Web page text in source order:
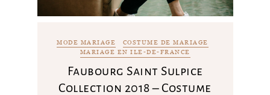
MODE MARIAGE
COSTUME DE MARIAGE
MARIAGE EN ILE-DE-FRANCE
Faubourg Saint Sulpice
Collection 2018 – Costume